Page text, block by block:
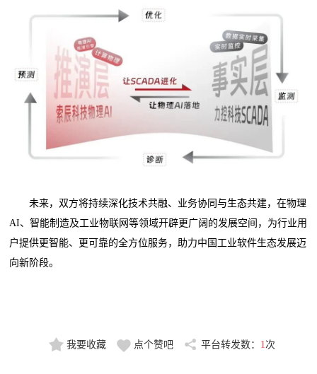
未来，双方将持续深化技术共融、业务协同与生态共建，在物理
AI、智能制造及工业物联网等领域开辟更广阔的发展空间，为行业用
户提供更智能、更可靠的全方位服务，助力中国工业软件生态发展迈
向新阶段。
我要收藏 点个赞吧 平台转发数： 1次